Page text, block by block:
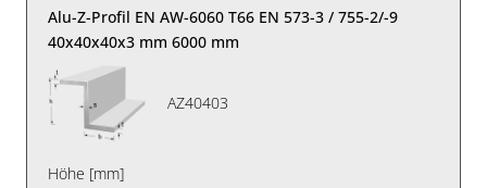
Alu-Z-Profil EN AW-6060 T66 EN 573-3 / 755-2/-9
40x40x40x3 mm 6000 mm
AZ40403
Höhe [mm]